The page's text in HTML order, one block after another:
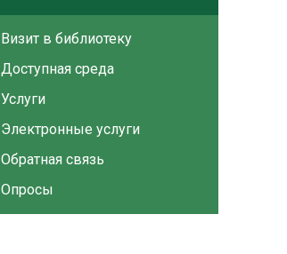
Визит в библиотеку
Доступная среда
Услуги
Электронные услуги
Обратная связь
Опросы